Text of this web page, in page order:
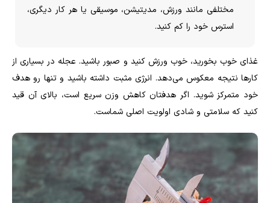
مختلفی مانند ورزش، مدیتیشن، موسیقی یا هر کار دیگری،
استرس خود را کم کنید.
غذای خوب بخورید، خوب ورزش کنید و صبور باشید. عجله در بسیاری از
کارها نتیجه معکوس می‌دهد. انرژی مثبت داشته باشید و تنها رو هدف
خود متمرکز شوید. اگر هدفتان کاهش وزن سریع است، بالای آن قید
کنید که سلامتی و شادی اولویت اصلی شماست.